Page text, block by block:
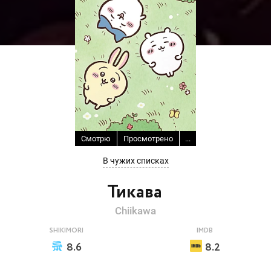
Тикава
Смотрю Просмотрено ...
В чужих списках
Chiikawa
SHIKIMORI
8.6
IMDB
8.2